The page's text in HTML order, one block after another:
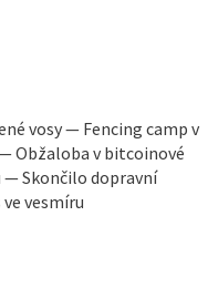
vosy — Fencing camp v
Obžaloba v bitcoinové
— Skončilo dopravní
vesmíru